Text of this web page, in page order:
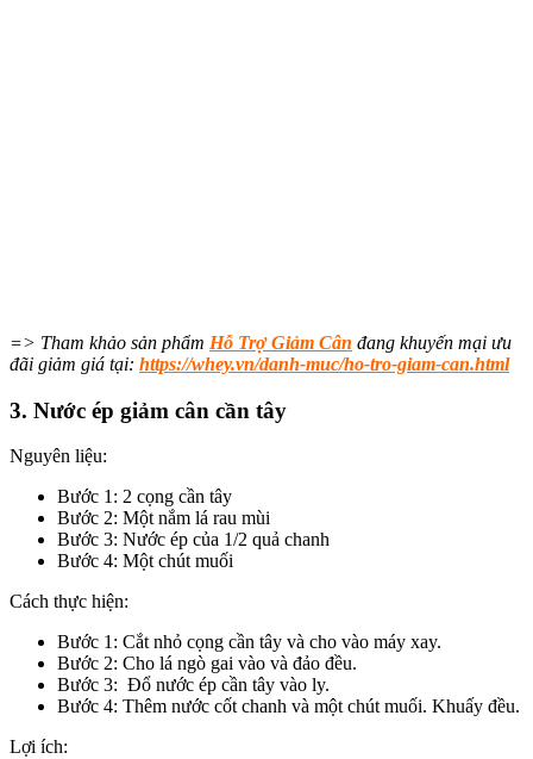
=> Tham khảo sản phẩm Hỗ Trợ Giảm Cân đang khuyến mại ưu
đãi giảm giá tại: https://whey.vn/danh-muc/ho-tro-giam-can.html
3. Nước ép giảm cân cần tây
Nguyên liệu:
Bước 1: 2 cọng cần tây
Bước 2: Một nắm lá rau mùi
Bước 3: Nước ép của 1/2 quả chanh
Bước 4: Một chút muối
Cách thực hiện:
Bước 1: Cắt nhỏ cọng cần tây và cho vào máy xay.
Bước 2: Cho lá ngò gai vào và đảo đều.
Bước 3: Đổ nước ép cần tây vào ly.
Bước 4: Thêm nước cốt chanh và một chút muối. Khuấy đều.
Lợi ích: